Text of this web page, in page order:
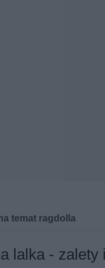
temat ragdolla
lalka - zalety